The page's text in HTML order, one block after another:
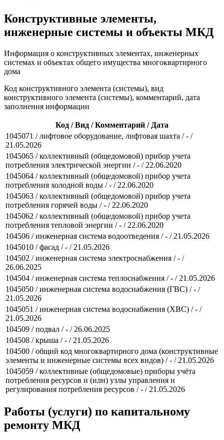
Конструктивные элементы,
инженерные системы и объекты МКД
Информация о конструктивных элементах, инженерных
системах и объектах общего имущества многоквартирного
дома
Код конструктивного элемента (системы), вид
конструктивного элемента (системы), комментарий, дата
заполнения информации
Код / Вид / Комментарий / Дата
1045071 / лифтовое оборудование, лифтовая шахта / - /
21.05.2026
1045065 / коллективный (общедомовой) прибор учета
потребления электрической энергии / - / 22.06.2020
1045064 / коллективный (общедомовой) прибор учета
потребления холодной воды / - / 22.06.2020
1045063 / коллективный (общедомовой) прибор учета
потребления горячей воды / - / 22.06.2020
1045062 / коллективный (общедомовой) прибор учета
потребления тепловой энергии / - / 22.06.2020
104506 / инженерная система водоотведения / - / 21.05.2026
1045010 / фасад / - / 21.05.2026
104502 / инженерная система электроснабжения / - /
26.06.2025
104504 / инженерная система теплоснабжения / - / 21.05.2026
1045050 / инженерная система водоснабжения (ГВС) / - /
21.05.2026
1045051 / инженерная система водоснабжения (ХВС) / - /
21.05.2026
104509 / подвал / - / 26.06.2025
104508 / крыша / - / 21.05.2026
104500 / общий код многоквартирного дома (конструктивные
элементы и инженерные системы всех видов) / - / 21.05.2026
1045059 / коллективные (общедомовые) приборы учёта
потребления ресурсов и (или) узлы управления и
регулирования потребления ресурсов / - / 21.05.2026
Работы (услуги) по капитальному
ремонту МКД